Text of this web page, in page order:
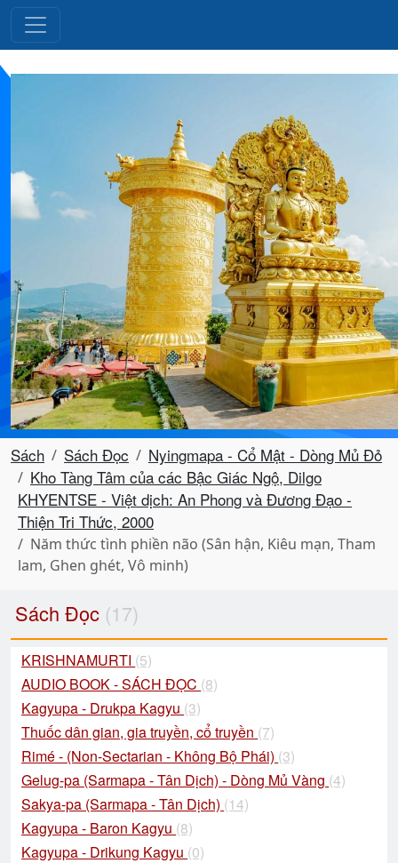
Sách Sách Đọc
Nyingmapa - Cổ Mật - Dòng Mủ Đỏ
Kho Tàng Tâm của các Bậc Giác Ngộ, Dilgo
KHYENTSE - Việt dịch: An Phong và Đương Đạo -
Thiện Tri Thức, 2000
Năm thức tình phiền não (Sân hận, Kiêu mạn, Tham
lam, Ghen ghét, Vô minh)
Sách Đọc (17)
KRISHNAMURTI (5)
AUDIO BOOK - SÁCH ĐỌC (8)
Kagyupa - Drukpa Kagyu (3)
Thuốc dân gian, gia truyền, cổ truyền (7)
Rimé - (Non-Sectarian - Không Bộ Phái) (3)
Gelug-pa (Sarmapa - Tân Dịch) - Dòng Mủ Vàng (4)
Sakya-pa (Sarmapa - Tân Dịch) (14)
Kagyupa - Baron Kagyu (8)
Kagyupa - Drikung Kagyu (0)